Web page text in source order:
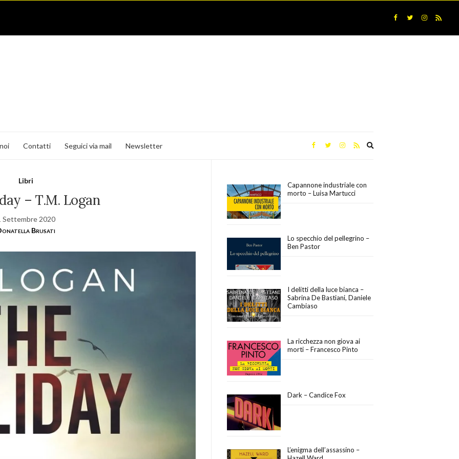
Contatti Seguici via mail Newsletter
Libri
– T.M. Logan
Settembre 2020
Brusati
Capannone industriale con
morto – Luisa Martucci
Lo specchio del pellegrino –
Ben Pastor
I delitti della luce bianca –
Sabrina De Bastiani, Daniele
Cambiaso
La ricchezza non giova ai
morti – Francesco Pinto
Dark – Candice Fox
L’enigma dell’assassino –